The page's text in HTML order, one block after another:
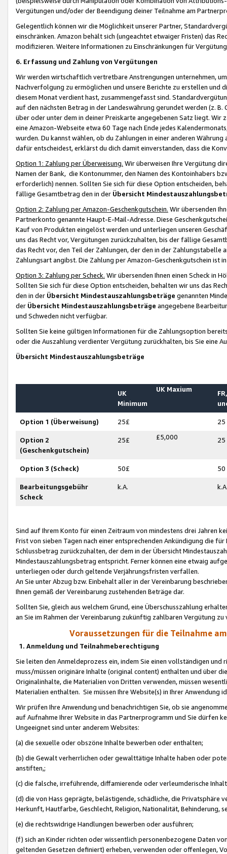
Vergütungen und/oder der Beendigung deiner Teilnahme am
Gelegentlich können wir die Möglichkeit unserer Partner,
einschränken. Amazon behält sich (ungeachtet etwaiger Fristen) das
modifizieren. Weitere Informationen zu Einschränkungen für
6. Erfassung und Zahlung von Vergütungen
Wir werden wirtschaftlich vertretbare Anstrengungen unternehmen,
Nachverfolgung zu ermöglichen und unsere Berichte zu erstellen und
diesem Monat verdient hast, zusammengefasst sind.
auf den nächsten Betrag in der Landeswährung gerundet werden (z.
über oder unter dem in deiner Preiskarte angegebenen Satz liegt.
eine Amazon-Webseite etwa 60 Tage nach Ende jedes
wurden. Du kannst wählen, ob du Zahlungen in einer anderen
dafür entscheidest, erklärst du dich damit einverstanden, dass die
Option 1: Zahlung per Überweisung. Wir überweisen Ihre Vergütung
Namen der Bank, die Kontonummer, den Namen des Kontoinhabers
erforderlich) nennen. Sollten Sie sich für diese Option entscheiden,
fällige Gesamtbetrag den in der Übersicht
Option 2: Zahlung per Amazon-Geschenkgutschein. Wir übersenden
Partnerkonto genannte Haupt-E-Mail-Adresse. Diese
Kauf von Produkten eingelöst werden und unterliegen unseren
uns das Recht vor, Vergütungen zurückzuhalten, bis der fällige
das Recht vor, den Teil der Zahlungen, der den in der
Zahlungsart angibst. Die Zahlung per Amazon-Geschenkgutschein ist
Option 3: Zahlung per Scheck. Wir übersenden Ihnen einen Scheck in
Sollten Sie sich für diese Option entscheiden, behalten wir uns das
den in der Übersicht Mindestauszahlungsbeträge genannten
der Übersicht Mindestauszahlungsbeträge angegebene
und Schweden nicht verfügbar.
Sollten Sie keine gültigen Informationen für die Zahlungsoption
oder die Auszahlung verdienter Vergütung zurückhalten, bis Sie
Übersicht Mindestauszahlungsbeträge
UK
Minimum
UK Maxium
Option 1 (Überweisung) 25£ 25
Option 2
(Geschenkgutschein)
25£ £5,000 25
Option 3 (Scheck) 50£ 50
Bearbeitungsgebühr
Scheck
k.A.
Sind auf Ihrem Konto für einen Zeitraum von mindestens drei Jahren
Frist von sieben Tagen nach einer entsprechenden Ankündigung die
Schlussbetrag zurückzuhalten, der dem in der Übersicht
Mindestauszahlungsbetrag entspricht. Ferner können eine etwaig
unterliegen oder durch geltende Verjährungsfristen verfallen.
An Sie unter Abzug bzw. Einbehalt aller in der Vereinbarung
Ihnen gemäß der Vereinbarung zustehenden Beträge dar.
Sollten Sie, gleich aus welchem Grund, eine Überschusszahlung
an Sie im Rahmen der Vereinbarung zukünftig zahlbaren Vergütung zu
Voraussetzungen für die Teilnahme
1. Anmeldung und Teilnahmeberechtigung
Sie leiten den Anmeldeprozess ein, indem Sie einen vollständigen
muss/müssen originäre Inhalte (original content) enthalten und über
Originalinhalte, die Materialien von Dritten verwenden, müssen
Materialien enthalten. Sie müssen Ihre Website(s) in Ihrer Anwendung
Wir prüfen Ihre Anwendung und benachrichtigen Sie, ob sie
auf Aufnahme Ihrer Website in das Partnerprogramm und Sie dürfen
Ungeeignet sind unter anderem Websites:
(a) die sexuelle oder obszöne Inhalte bewerben oder enthalten;
(b) die Gewalt verherrlichen oder gewalttätige Inhalte haben oder
anstiften,;
(c) die falsche, irreführende, diffamierende oder verleumderische
(d) die von Hass geprägte, belästigende, schädliche, die Privatsphäre
Herkunft, Hautfarbe, Geschlecht, Religion, Nationalität, Behinderung,
(e) die rechtswidrige Handlungen bewerben oder ausführen;
(f) sich an Kinder richten oder wissentlich personenbezogene Daten
geltenden Gesetzen definiert) erheben, verwenden oder offenlegen,